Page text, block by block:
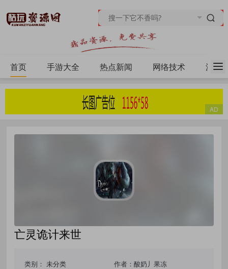
首页 手游大全 热点新闻 网络技术 源码
亡灵诡计来世
类别： 未分类 作者：酸奶丿果冻